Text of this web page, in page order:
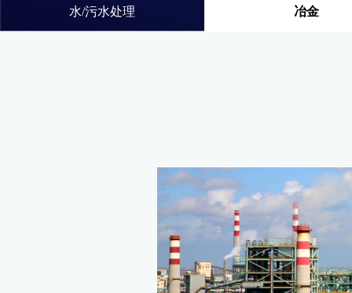
水/污水处理 冶金